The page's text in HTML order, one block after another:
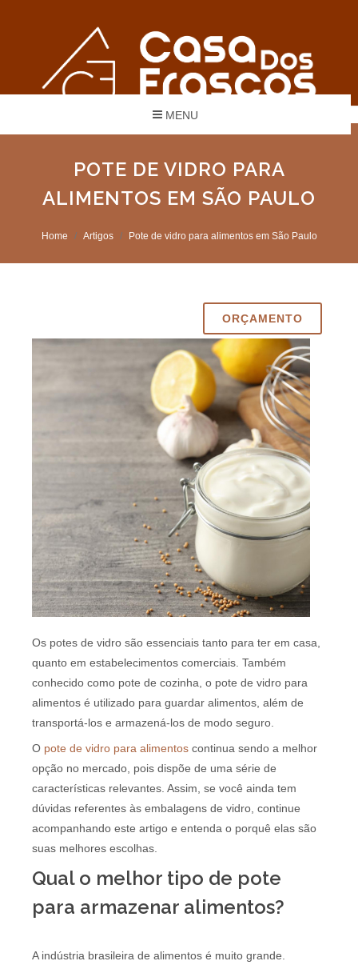
MENU
POTE DE VIDRO PARA
ALIMENTOS EM SÃO PAULO
Home Artigos Pote de vidro para alimentos em São Paulo
ORÇAMENTO
Os potes de vidro são essenciais tanto para ter em casa,
quanto em estabelecimentos comerciais. Também
conhecido como pote de cozinha, o pote de vidro para
alimentos é utilizado para guardar alimentos, além de
transportá-los e armazená-los de modo seguro.
O pote de vidro para alimentos continua sendo a melhor
opção no mercado, pois dispõe de uma série de
características relevantes. Assim, se você ainda tem
dúvidas referentes às embalagens de vidro, continue
acompanhando este artigo e entenda o porquê elas são
suas melhores escolhas.
Qual o melhor tipo de pote
para armazenar alimentos?
A indústria brasileira de alimentos é muito grande.